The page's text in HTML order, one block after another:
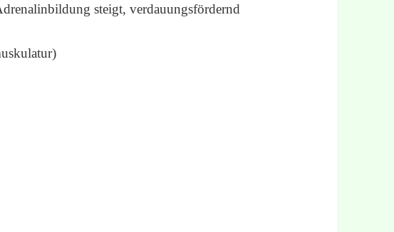
steigt, verdauungsfördernd